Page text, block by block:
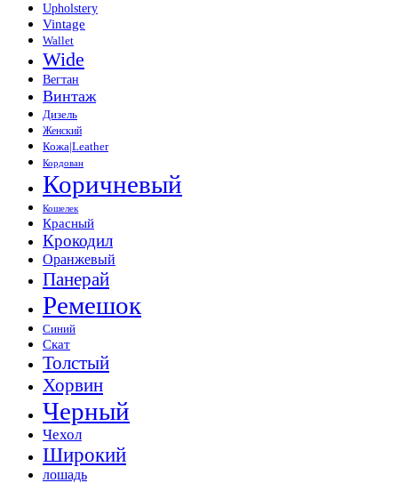
Upholstery
Vintage
Wallet
Wide
Вегтан
Винтаж
Дизель
Женский
Кожа|Leather
Кордован
Коричневый
Кошелек
Красный
Крокодил
Оранжевый
Панерай
Ремешок
Синий
Скат
Толстый
Хорвин
Черный
Чехол
Широкий
лошадь